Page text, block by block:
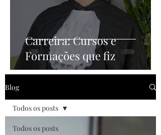
Carreira: Cursos e
Formações que fiz
Blog
Todos os posts
Todos os posts